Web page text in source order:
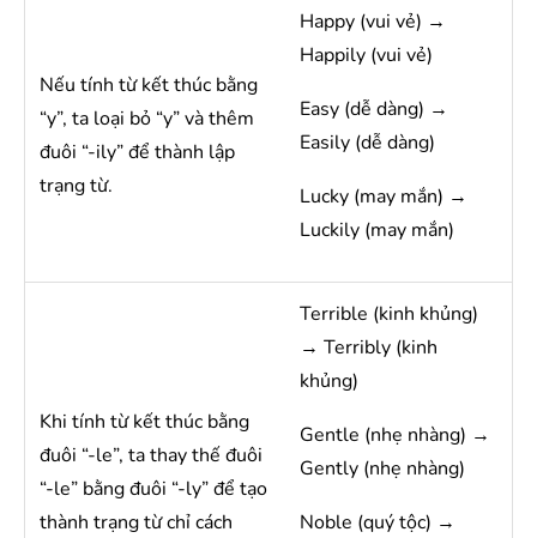
Nếu tính từ kết thúc bằng
“y”, ta loại bỏ “y” và thêm
đuôi “-ily” để thành lập
trạng từ.
Happy (vui vẻ) →
Happily (vui vẻ)
Easy (dễ dàng) →
Easily (dễ dàng)
Lucky (may mắn) →
Luckily (may mắn)
Khi tính từ kết thúc bằng
đuôi “-le”, ta thay thế đuôi
“-le” bằng đuôi “-ly” để tạo
thành trạng từ chỉ cách
Terrible (kinh khủng)
→ Terribly (kinh
khủng)
Gentle (nhẹ nhàng) →
Gently (nhẹ nhàng)
Noble (quý tộc) →